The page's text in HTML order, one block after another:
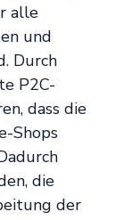
alle
und
Durch
P2C-
dass die
Shops
die
der